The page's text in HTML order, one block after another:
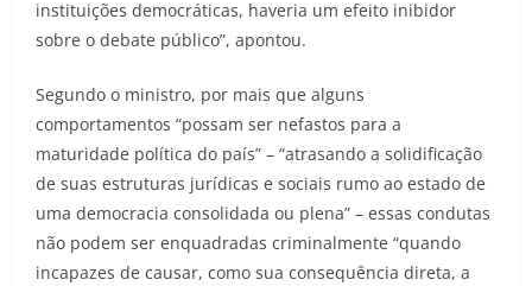
instituições democráticas, haveria um efeito inibidor
sobre o debate público”, apontou.
Segundo o ministro, por mais que alguns
comportamentos “possam ser nefastos para a
maturidade política do país” – “atrasando a solidificação
de suas estruturas jurídicas e sociais rumo ao estado de
uma democracia consolidada ou plena” – essas condutas
não podem ser enquadradas criminalmente “quando
incapazes de causar, como sua consequência direta, a